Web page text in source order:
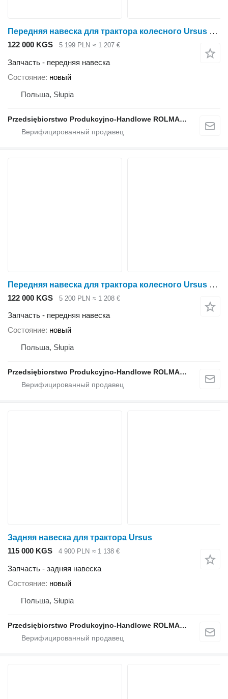
Передняя навеска для трактора колесного Ursus C-4011 C-355 C-360
122 000 KGS 5 199 PLN ≈ 1 207 €
Запчасть - передняя навеска
Состояние новый
Польша, Słupia
Przedsiębiorstwo Produkcyjno-Handlowe ROLMAPOL Marcin Dziekan
Передняя навеска для трактора колесного Ursus C-4011, C-355 ,C-360
122 000 KGS 5 200 PLN ≈ 1 208 €
Запчасть - передняя навеска
Состояние новый
Польша, Słupia
Przedsiębiorstwo Produkcyjno-Handlowe ROLMAPOL Marcin Dziekan
Задняя навеска для трактора Ursus
115 000 KGS
4 900 PLN ≈ 1 138 €
Запчасть - задняя навеска
Состояние новый
Польша, Słupia
Przedsiębiorstwo Produkcyjno-Handlowe ROLMAPOL Marcin Dziekan